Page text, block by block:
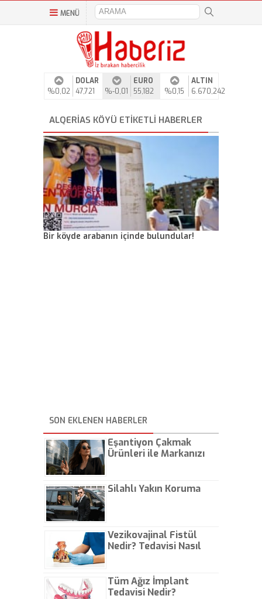
MENÜ
%0,02
DOLAR
47,721
%-0,01
EURO
55,182
%0,15
ALTIN
6.670,242
ALQERIAS KÖYÜ ETIKETLI HABERLER
Bir köyde arabanın içinde bulundular!
SON EKLENEN HABERLER
Eşantiyon Çakmak
Ürünleri ile Markanızı
Silahlı Yakın Koruma
Vezikovajinal Fistül
Nedir? Tedavisi Nasıl
Tüm Ağız İmplant
Tedavisi Nedir?